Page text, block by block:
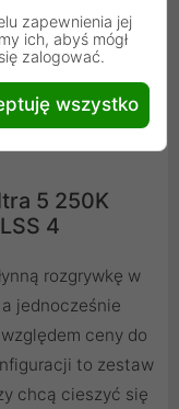
oraz
wykorzystują
5 250K
4
rozgrywkę w
jednocześnie
ceny do
to zestaw
chcą cieszyć się
zapewnienia jej
ich, abyś mógł
zalogować.
wszystko